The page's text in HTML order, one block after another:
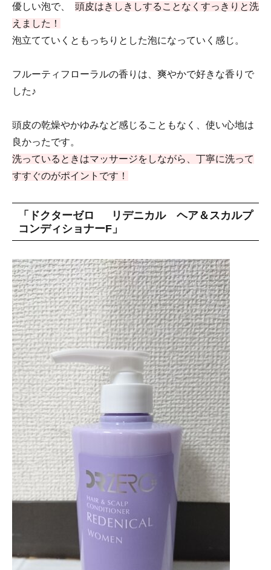
優しい泡で、 頭皮はきしきしすることなくすっきりと洗
えました！
泡立てていくともっちりとした泡になっていく感じ。
フルーティフローラルの香りは、爽やかで好きな香りで
した♪
頭皮の乾燥やかゆみなど感じることもなく、使い心地は
良かったです。
洗っているときはマッサージをしながら、丁寧に洗って
すすぐのがポイントです！
「ドクターゼロ リデニカル ヘア＆スカルプ
コンディショナーF」